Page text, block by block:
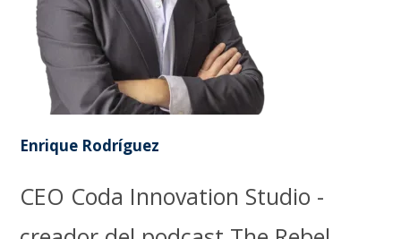
Enrique Rodríguez
CEO Coda Innovation Studio -